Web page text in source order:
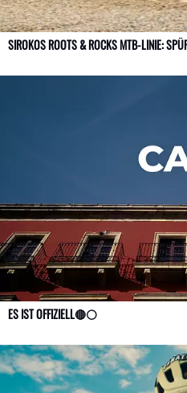
SIROKOS ROOTS & ROCKS MTB-LINIE:
ES IST OFFIZIELL🔴⚪